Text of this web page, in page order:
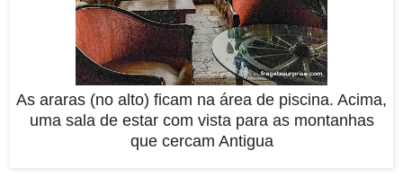
As araras (no alto) ficam na área de piscina. Acima,
uma sala de estar com vista para as montanhas
que cercam Antigua